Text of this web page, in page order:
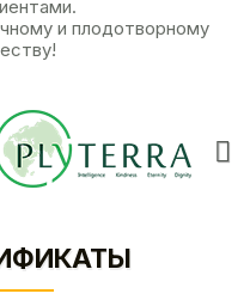
и плодотворному